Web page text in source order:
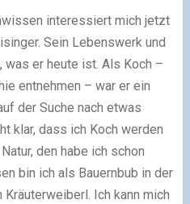
interessiert mich jetzt
Sein Lebenswerk und
er heute ist. Als Koch –
entnehmen – war er ein
der Suche nach etwas
klar, dass ich Koch werden
den habe ich schon
bin ich als Bauernbub in der
Kräuterweiberl. Ich kann mich